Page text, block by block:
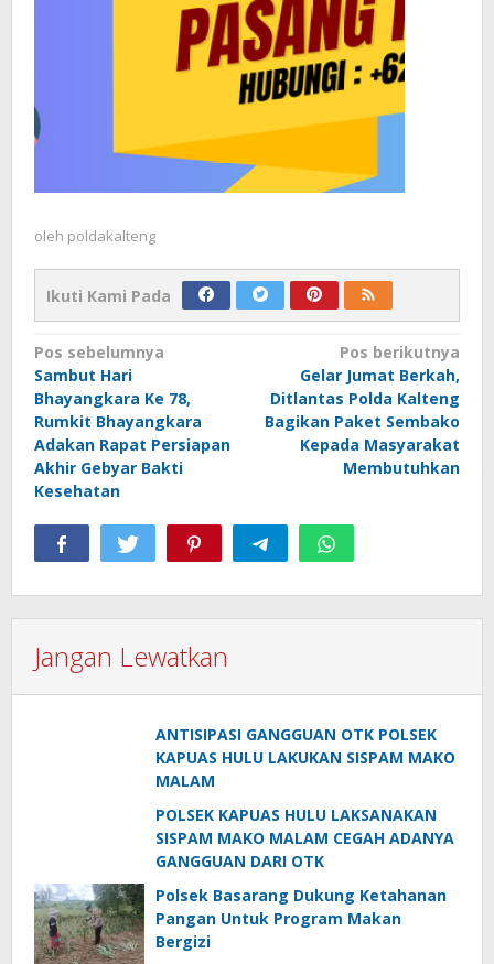
oleh poldakalteng
Ikuti Kami Pada
Navigasi
pos
Pos sebelumnya
Sambut Hari
Bhayangkara Ke 78,
Rumkit Bhayangkara
Adakan Rapat Persiapan
Akhir Gebyar Bakti
Kesehatan
Pos berikutnya
Gelar Jumat Berkah,
Ditlantas Polda Kalteng
Bagikan Paket Sembako
Kepada Masyarakat
Membutuhkan
Jangan Lewatkan
ANTISIPASI GANGGUAN OTK POLSEK
KAPUAS HULU LAKUKAN SISPAM MAKO
MALAM
POLSEK KAPUAS HULU LAKSANAKAN
SISPAM MAKO MALAM CEGAH ADANYA
GANGGUAN DARI OTK
Polsek Basarang Dukung Ketahanan
Pangan Untuk Program Makan
Bergizi